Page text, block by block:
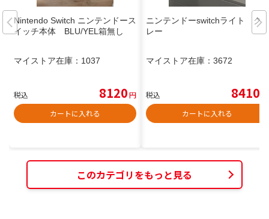
Nintendo Switch ニンテンドース
イッチ本体 BLU/YEL箱無し
マイストア在庫： 1037
税込 8120円
カートに入れる
ニンテンドーswitchライト グ
レー
マイストア在庫： 3672
税込 8410
カートに入れる
このカテゴリをもっと見る